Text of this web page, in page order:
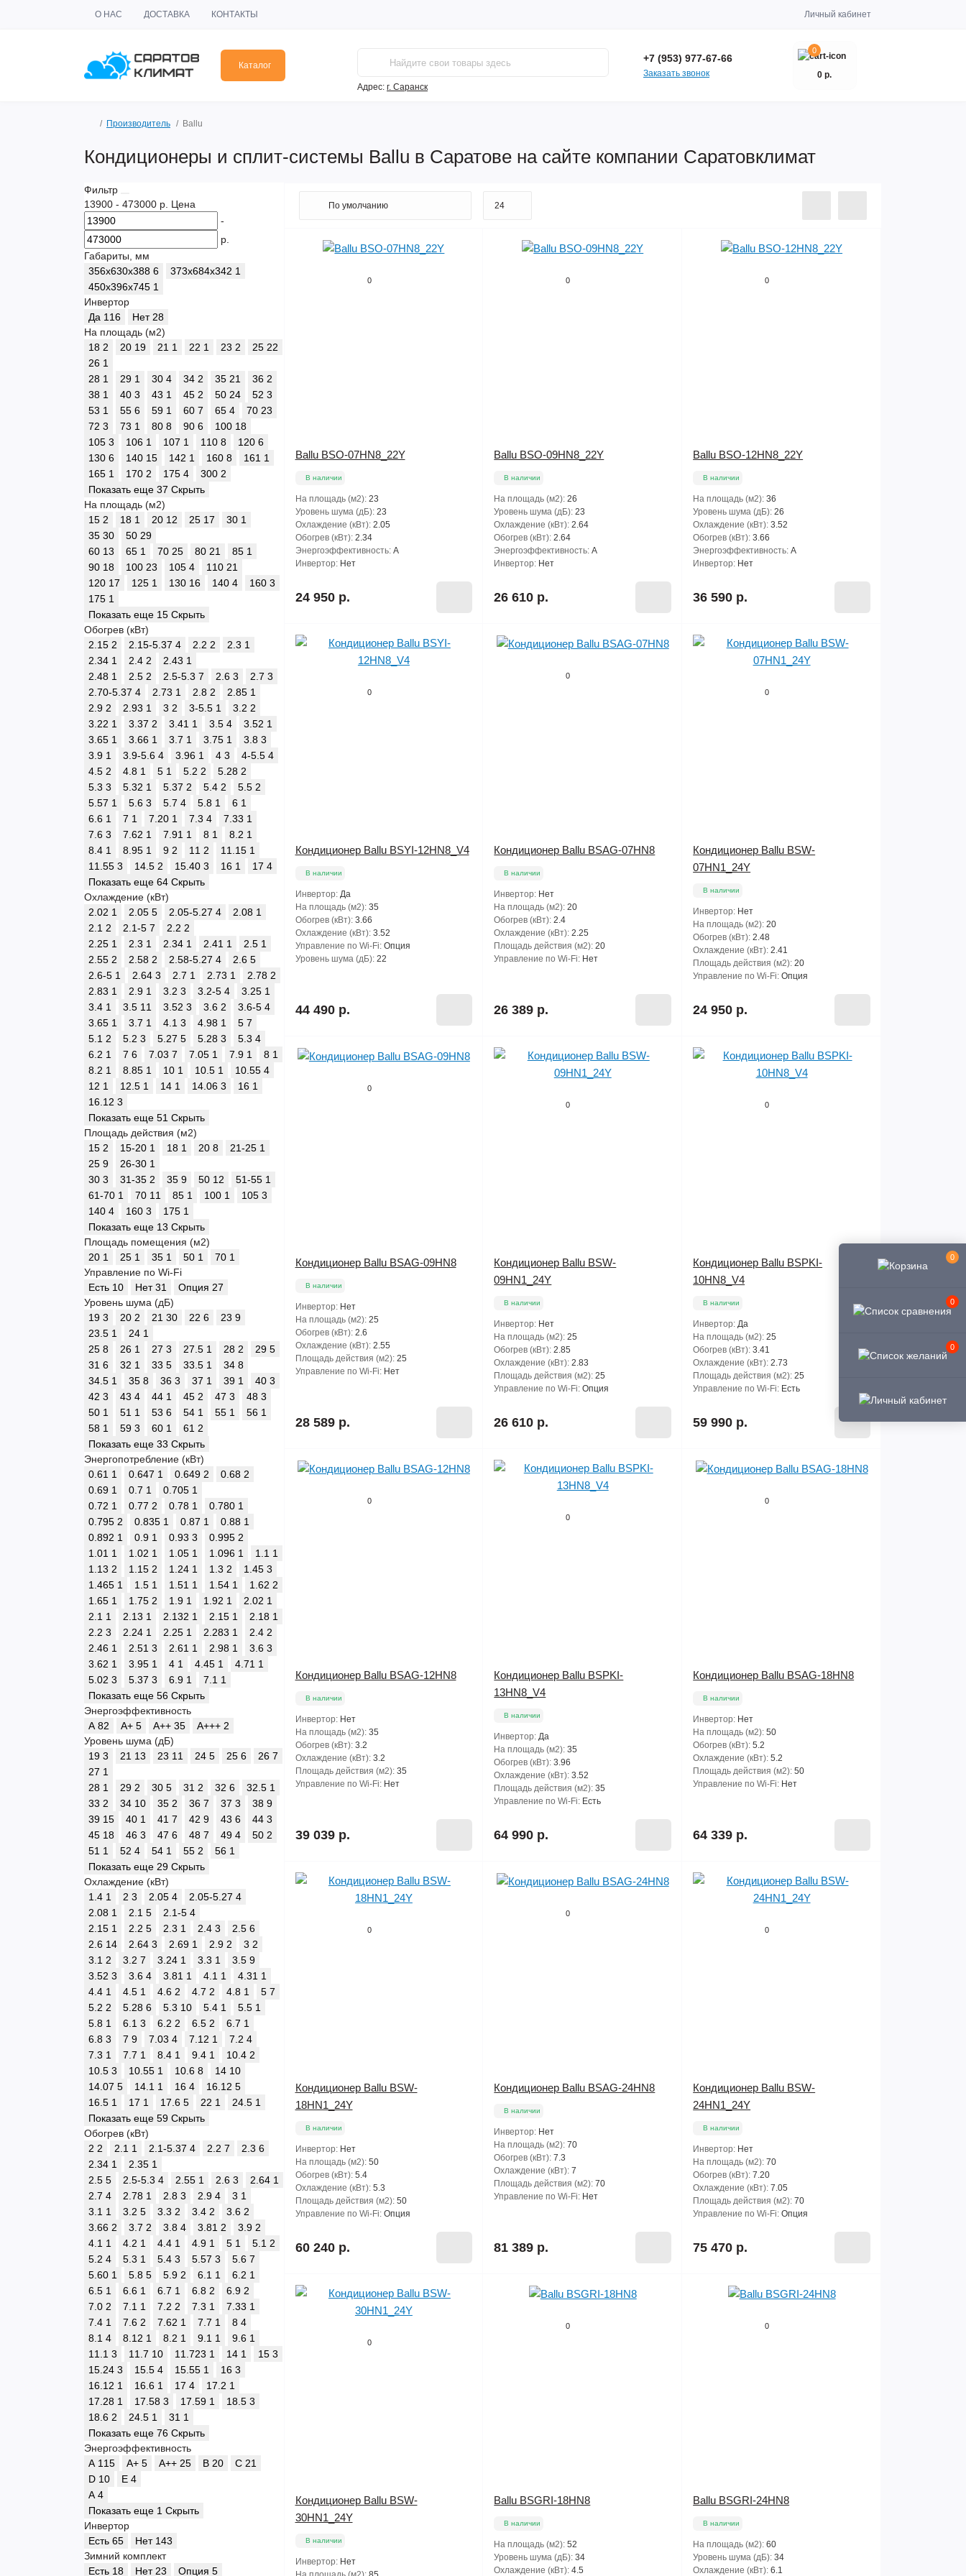
0
0
0
О НАС ДОСТАВКА КОНТАКТЫ Личный кабинет
Каталог
Адрес: г. Саранск
+7 (953) 977-67-66
Заказать звонок
0
0 р.
Производитель Ballu
Кондиционеры и сплит-системы Ballu в Саратове на сайте компании Саратовклимат
Фильтр
13900 - 473000 р. Цена
-
р.
Габариты, мм
356x630x388 6 373х684х342 1
450х396х745 1
Инвертор
Да 116 Нет 28
На площадь (м2)
18 2 20 19 21 1 22 1 23 2 25 22
26 1
28 1 29 1 30 4 34 2 35 21 36 2
38 1 40 3 43 1 45 2 50 24 52 3
53 1 55 6 59 1 60 7 65 4 70 23
72 3 73 1 80 8 90 6 100 18
105 3 106 1 107 1 110 8 120 6
130 6 140 15 142 1 160 8 161 1
165 1 170 2 175 4 300 2
Показать еще 37 Скрыть
На площадь (м2)
15 2 18 1 20 12 25 17 30 1
35 30 50 29
60 13 65 1 70 25 80 21 85 1
90 18 100 23 105 4 110 21
120 17 125 1 130 16 140 4 160 3
175 1
Показать еще 15 Скрыть
Обогрев (кВт)
2.15 2 2.15-5.37 4 2.2 2 2.3 1
2.34 1 2.4 2 2.43 1
2.48 1 2.5 2 2.5-5.3 7 2.6 3 2.7 3
2.70-5.37 4 2.73 1 2.8 2 2.85 1
2.9 2 2.93 1 3 2 3-5.5 1 3.2 2
3.22 1 3.37 2 3.41 1 3.5 4 3.52 1
3.65 1 3.66 1 3.7 1 3.75 1 3.8 3
3.9 1 3.9-5.6 4 3.96 1 4 3 4-5.5 4
4.5 2 4.8 1 5 1 5.2 2 5.28 2
5.3 3 5.32 1 5.37 2 5.4 2 5.5 2
5.57 1 5.6 3 5.7 4 5.8 1 6 1
6.6 1 7 1 7.20 1 7.3 4 7.33 1
7.6 3 7.62 1 7.91 1 8 1 8.2 1
8.4 1 8.95 1 9 2 11 2 11.15 1
11.55 3 14.5 2 15.40 3 16 1 17 4
Показать еще 64 Скрыть
Охлаждение (кВт)
2.02 1 2.05 5 2.05-5.27 4 2.08 1
2.1 2 2.1-5 7 2.2 2
2.25 1 2.3 1 2.34 1 2.41 1 2.5 1
2.55 2 2.58 2 2.58-5.27 4 2.6 5
2.6-5 1 2.64 3 2.7 1 2.73 1 2.78 2
2.83 1 2.9 1 3.2 3 3.2-5 4 3.25 1
3.4 1 3.5 11 3.52 3 3.6 2 3.6-5 4
3.65 1 3.7 1 4.1 3 4.98 1 5 7
5.1 2 5.2 3 5.27 5 5.28 3 5.3 4
6.2 1 7 6 7.03 7 7.05 1 7.9 1 8 1
8.2 1 8.85 1 10 1 10.5 1 10.55 4
12 1 12.5 1 14 1 14.06 3 16 1
16.12 3
Показать еще 51 Скрыть
Площадь действия (м2)
15 2 15-20 1 18 1 20 8 21-25 1
25 9 26-30 1
30 3 31-35 2 35 9 50 12 51-55 1
61-70 1 70 11 85 1 100 1 105 3
140 4 160 3 175 1
Показать еще 13 Скрыть
Площадь помещения (м2)
20 1 25 1 35 1 50 1 70 1
Управление по Wi-Fi
Есть 10 Нет 31 Опция 27
Уровень шума (дБ)
19 3 20 2 21 30 22 6 23 9
23.5 1 24 1
25 8 26 1 27 3 27.5 1 28 2 29 5
31 6 32 1 33 5 33.5 1 34 8
34.5 1 35 8 36 3 37 1 39 1 40 3
42 3 43 4 44 1 45 2 47 3 48 3
50 1 51 1 53 6 54 1 55 1 56 1
58 1 59 3 60 1 61 2
Показать еще 33 Скрыть
Энергопотребление (кВт)
0.61 1 0.647 1 0.649 2 0.68 2
0.69 1 0.7 1 0.705 1
0.72 1 0.77 2 0.78 1 0.780 1
0.795 2 0.835 1 0.87 1 0.88 1
0.892 1 0.9 1 0.93 3 0.995 2
1.01 1 1.02 1 1.05 1 1.096 1 1.1 1
1.13 2 1.15 2 1.24 1 1.3 2 1.45 3
1.465 1 1.5 1 1.51 1 1.54 1 1.62 2
1.65 1 1.75 2 1.9 1 1.92 1 2.02 1
2.1 1 2.13 1 2.132 1 2.15 1 2.18 1
2.2 3 2.24 1 2.25 1 2.283 1 2.4 2
2.46 1 2.51 3 2.61 1 2.98 1 3.6 3
3.62 1 3.95 1 4 1 4.45 1 4.71 1
5.02 3 5.37 3 6.9 1 7.1 1
Показать еще 56 Скрыть
Энергоэффективность
A 82 A+ 5 A++ 35 A+++ 2
Уровень шума (дБ)
19 3 21 13 23 11 24 5 25 6 26 7
27 1
28 1 29 2 30 5 31 2 32 6 32.5 1
33 2 34 10 35 2 36 7 37 3 38 9
39 15 40 1 41 7 42 9 43 6 44 3
45 18 46 3 47 6 48 7 49 4 50 2
51 1 52 4 54 1 55 2 56 1
Показать еще 29 Скрыть
Охлаждение (кВт)
1.4 1 2 3 2.05 4 2.05-5.27 4
2.08 1 2.1 5 2.1-5 4
2.15 1 2.2 5 2.3 1 2.4 3 2.5 6
2.6 14 2.64 3 2.69 1 2.9 2 3 2
3.1 2 3.2 7 3.24 1 3.3 1 3.5 9
3.52 3 3.6 4 3.81 1 4.1 1 4.31 1
4.4 1 4.5 1 4.6 2 4.7 2 4.8 1 5 7
5.2 2 5.28 6 5.3 10 5.4 1 5.5 1
5.8 1 6.1 3 6.2 2 6.5 2 6.7 1
6.8 3 7 9 7.03 4 7.12 1 7.2 4
7.3 1 7.7 1 8.4 1 9.4 1 10.4 2
10.5 3 10.55 1 10.6 8 14 10
14.07 5 14.1 1 16 4 16.12 5
16.5 1 17 1 17.6 5 22 1 24.5 1
Показать еще 59 Скрыть
Обогрев (кВт)
2 2 2.1 1 2.1-5.37 4 2.2 7 2.3 6
2.34 1 2.35 1
2.5 5 2.5-5.3 4 2.55 1 2.6 3 2.64 1
2.7 4 2.78 1 2.8 3 2.9 4 3 1
3.1 1 3.2 5 3.3 2 3.4 2 3.6 2
3.66 2 3.7 2 3.8 4 3.81 2 3.9 2
4.1 1 4.2 1 4.4 1 4.9 1 5 1 5.1 2
5.2 4 5.3 1 5.4 3 5.57 3 5.6 7
5.60 1 5.8 5 5.9 2 6.1 1 6.2 1
6.5 1 6.6 1 6.7 1 6.8 2 6.9 2
7.0 2 7.1 1 7.2 2 7.3 1 7.33 1
7.4 1 7.6 2 7.62 1 7.7 1 8 4
8.1 4 8.12 1 8.2 1 9.1 1 9.6 1
11.1 3 11.7 10 11.723 1 14 1 15 3
15.24 3 15.5 4 15.55 1 16 3
16.12 1 16.6 1 17 4 17.2 1
17.28 1 17.58 3 17.59 1 18.5 3
18.6 2 24.5 1 31 1
Показать еще 76 Скрыть
Энергоэффективность
A 115 A+ 5 A++ 25 B 20 C 21
D 10 E 4
А 4
Показать еще 1 Скрыть
Инвертор
Есть 65 Нет 143
Зимний комплект
Есть 18 Нет 23 Опция 5
0
Ballu BSO-07HN8_22Y
В наличии
На площадь (м2): 23
Уровень шума (дБ): 23
Охлаждение (кВт): 2.05
Обогрев (кВт): 2.34
Энергоэффективность: A
Инвертор: Нет
24 950 р.
0
Ballu BSO-09HN8_22Y
В наличии
На площадь (м2): 26
Уровень шума (дБ): 23
Охлаждение (кВт): 2.64
Обогрев (кВт): 2.64
Энергоэффективность: A
Инвертор: Нет
26 610 р.
0
Ballu BSO-12HN8_22Y
В наличии
На площадь (м2): 36
Уровень шума (дБ): 26
Охлаждение (кВт): 3.52
Обогрев (кВт): 3.66
Энергоэффективность: A
Инвертор: Нет
36 590 р.
0
Кондиционер Ballu BSYI-12HN8_V4
В наличии
Инвертор: Да
На площадь (м2): 35
Обогрев (кВт): 3.66
Охлаждение (кВт): 3.52
Управление по Wi-Fi: Опция
Уровень шума (дБ): 22
44 490 р.
0
Кондиционер Ballu BSAG-07HN8
В наличии
Инвертор: Нет
На площадь (м2): 20
Обогрев (кВт): 2.4
Охлаждение (кВт): 2.25
Площадь действия (м2): 20
Управление по Wi-Fi: Нет
26 389 р.
0
Кондиционер Ballu BSW-
07HN1_24Y
В наличии
Инвертор: Нет
На площадь (м2): 20
Обогрев (кВт): 2.48
Охлаждение (кВт): 2.41
Площадь действия (м2): 20
Управление по Wi-Fi: Опция
24 950 р.
0
Кондиционер Ballu BSAG-09HN8
В наличии
Инвертор: Нет
На площадь (м2): 25
Обогрев (кВт): 2.6
Охлаждение (кВт): 2.55
Площадь действия (м2): 25
Управление по Wi-Fi: Нет
28 589 р.
0
Кондиционер Ballu BSW-
09HN1_24Y
В наличии
Инвертор: Нет
На площадь (м2): 25
Обогрев (кВт): 2.85
Охлаждение (кВт): 2.83
Площадь действия (м2): 25
Управление по Wi-Fi: Опция
26 610 р.
0
Кондиционер Ballu BSPKI-
10HN8_V4
В наличии
Инвертор: Да
На площадь (м2): 25
Обогрев (кВт): 3.41
Охлаждение (кВт): 2.73
Площадь действия (м2): 25
Управление по Wi-Fi: Есть
59 990 р.
0
Кондиционер Ballu BSAG-12HN8
В наличии
Инвертор: Нет
На площадь (м2): 35
Обогрев (кВт): 3.2
Охлаждение (кВт): 3.2
Площадь действия (м2): 35
Управление по Wi-Fi: Нет
39 039 р.
0
Кондиционер Ballu BSPKI-
13HN8_V4
В наличии
Инвертор: Да
На площадь (м2): 35
Обогрев (кВт): 3.96
Охлаждение (кВт): 3.52
Площадь действия (м2): 35
Управление по Wi-Fi: Есть
64 990 р.
0
Кондиционер Ballu BSAG-18HN8
В наличии
Инвертор: Нет
На площадь (м2): 50
Обогрев (кВт): 5.2
Охлаждение (кВт): 5.2
Площадь действия (м2): 50
Управление по Wi-Fi: Нет
64 339 р.
0
Кондиционер Ballu BSW-
18HN1_24Y
В наличии
Инвертор: Нет
На площадь (м2): 50
Обогрев (кВт): 5.4
Охлаждение (кВт): 5.3
Площадь действия (м2): 50
Управление по Wi-Fi: Опция
60 240 р.
0
Кондиционер Ballu BSAG-24HN8
В наличии
Инвертор: Нет
На площадь (м2): 70
Обогрев (кВт): 7.3
Охлаждение (кВт): 7
Площадь действия (м2): 70
Управление по Wi-Fi: Нет
81 389 р.
0
Кондиционер Ballu BSW-
24HN1_24Y
В наличии
Инвертор: Нет
На площадь (м2): 70
Обогрев (кВт): 7.20
Охлаждение (кВт): 7.05
Площадь действия (м2): 70
Управление по Wi-Fi: Опция
75 470 р.
0
Кондиционер Ballu BSW-
30HN1_24Y
В наличии
Инвертор: Нет
0
Ballu BSGRI-18HN8
В наличии
На площадь (м2): 52
Уровень шума (дБ): 34
Охлаждение (кВт): 4.5
0
Ballu BSGRI-24HN8
В наличии
На площадь (м2): 60
Уровень шума (дБ): 34
Охлаждение (кВт): 6.1